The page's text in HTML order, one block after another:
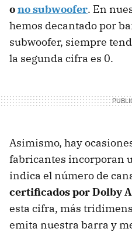
ono subwoofer. En
hemos decantado por
subwoofer, siempre
la segunda cifra es 0.
Asimismo, hay
fabricantes incorporan
indica el número de
certificados por Dolby
esta cifra, más
emita nuestra barra y